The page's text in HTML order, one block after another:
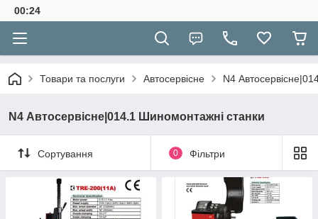
00:24
Товари та послуги Автосервісне N4
N4 Автосервісне|014.1 Шиномонтажні станки
Сортування 0 Фільтри